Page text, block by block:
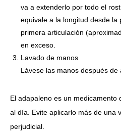
va a extenderlo por todo el
equivale a la longitud desde
primera articulación
en exceso.
Lavado de manos
Lávese las manos después de
El adapaleno es un medicamento
al día. Evite aplicarlo más de una
perjudicial.